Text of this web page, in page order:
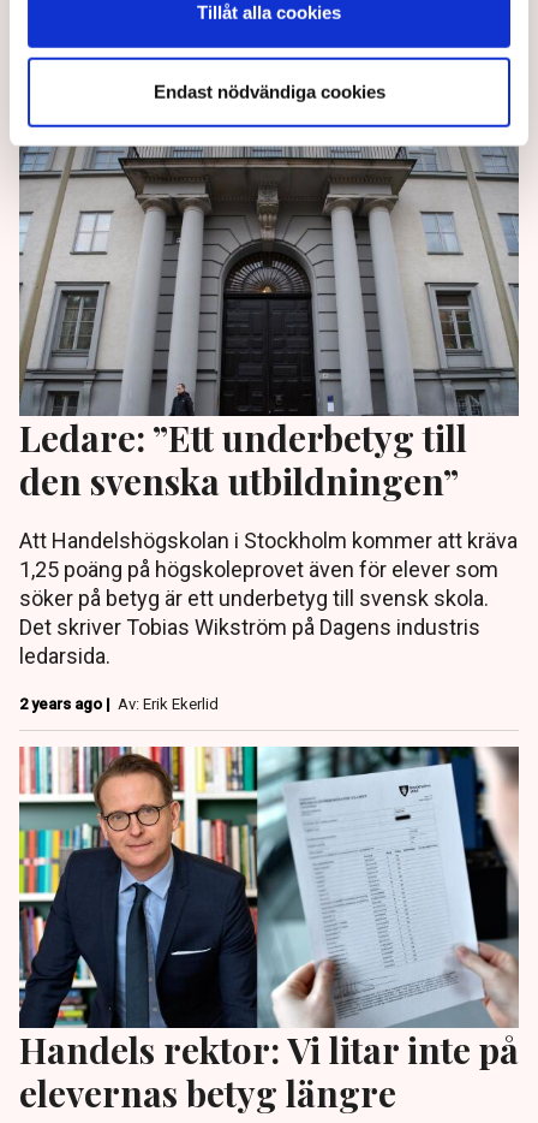
Tillåt alla cookies
Endast nödvändiga cookies
de näringslivsprofiler som ska sommarprata i P1 blir
lyssningsvärda.
Av: Redaktionen
Ledare: ”Ett underbetyg till
den svenska utbildningen”
Att Handelshögskolan i Stockholm kommer att kräva
1,25 poäng på högskoleprovet även för elever som
söker på betyg är ett underbetyg till svensk skola.
Det skriver Tobias Wikström på Dagens industris
ledarsida.
2 years ago | Av: Erik Ekerlid
Handels rektor: Vi litar inte på
elevernas betyg längre